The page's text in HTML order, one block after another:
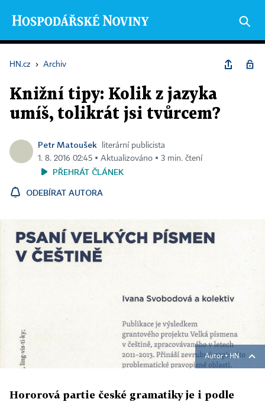
HN.cz › Archiv
Knižní tipy: Kolik z jazyka
umíš, tolikrát jsi tvůrcem?
Petr Matoušek
literární publicista
1. 8. 2016 02:45 ▪ Aktualizováno ▪ 3 min. čtení
PŘEHRÁT ČLÁNEK
ODEBÍRAT AUTORA
Autor ▪HN
Hororová partie české gramatiky je i podle